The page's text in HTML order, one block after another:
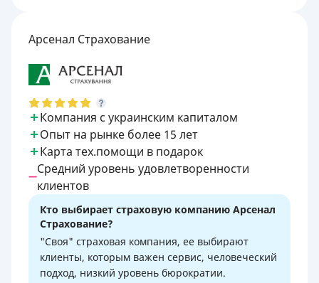
Арсенал Страхование
Компания с украинским капиталом
Опыт на рынке более 15 лет
Карта тех.помощи в подарок
Средний уровень удовлетворенности
клиентов
Кто выбирает страховую компанию Арсенал
Страхование?
"Своя" страховая компания, ее выбирают
клиенты, которым важен сервис, человеческий
подход, низкий уровень бюрократии.